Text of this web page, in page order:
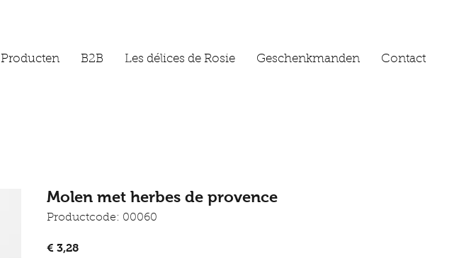
Producten B2B Les délices de Rosie Geschenkmanden Contact
Molen met herbes de provence
Productcode: 00060
€ 3,28Prijs